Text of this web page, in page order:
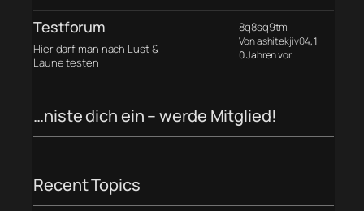
Testforum
Hier darf man nach Lust &
Laune testen
8q8sq9tm
Von ashitekjiv04, 1
0 Jahren vor
…niste dich ein – werde Mitglied!
Recent Topics